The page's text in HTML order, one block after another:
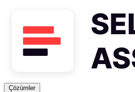
Çözümler